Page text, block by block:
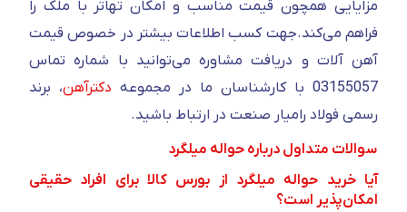
مزایایی همچون قیمت مناسب و امکان تهاتر با ملک را
فراهم می‌کند.جهت کسب اطلاعات بیشتر در خصوص قیمت
آهن آلات و دریافت مشاوره می‌توانید با شماره تماس
03155057 با کارشناسان ما در مجموعه
دکترآهن، برند
رسمی فولاد رامیار صنعت در ارتباط باشید.
سوالات متداول درباره حواله میلگرد
آیا خرید حواله میلگرد از بورس کالا برای افراد حقیقی
امکان‌پذیر است؟